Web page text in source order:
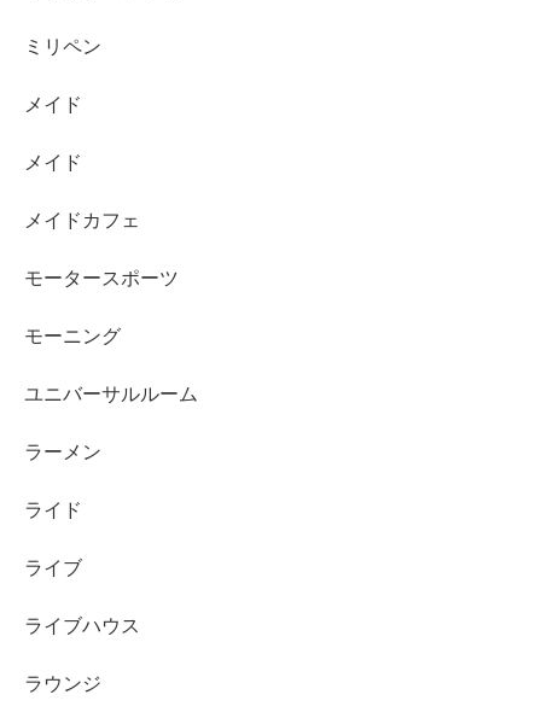
ミリペン
メイド
メイド
メイドカフェ
モータースポーツ
モーニング
ユニバーサルルーム
ラーメン
ライド
ライブ
ライブハウス
ラウンジ